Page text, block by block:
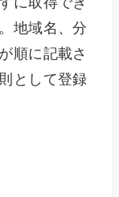
地域名、分
順に記載さ
として登録